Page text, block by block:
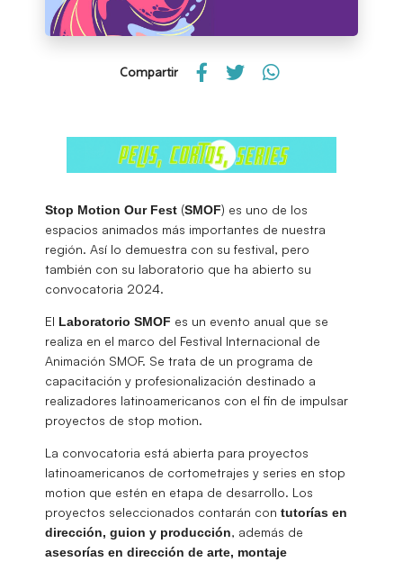
Compartir
Stop Motion Our Fest (SMOF) es uno de los
espacios animados más importantes de nuestra
región. Así lo demuestra con su festival, pero
también con su laboratorio que ha abierto su
convocatoria 2024.
El Laboratorio SMOF es un evento anual que se
realiza en el marco del Festival Internacional de
Animación SMOF. Se trata de un programa de
capacitación y profesionalización destinado a
realizadores latinoamericanos con el fin de impulsar
proyectos de stop motion.
La convocatoria está abierta para proyectos
latinoamericanos de cortometrajes y series en stop
motion que estén en etapa de desarrollo. Los
proyectos seleccionados contarán con tutorías en
dirección, guion y producción, además de
asesorías en dirección de arte, montaje